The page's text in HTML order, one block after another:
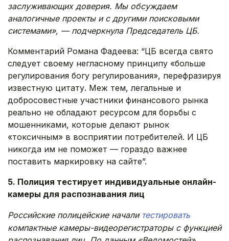
заслуживающих доверия. Мы обсуждаем
аналогичные проекты и с другими поисковыми
системами», — подчеркнула Председатель ЦБ.
Комментарий Романа Фадеева: “ЦБ всегда свято
следует своему негласному принципу «больше
регулирования богу регулирования», перефразируя
известную цитату. Меж тем, легальные и
добросовестные участники финансового рынка
реально не обладают ресурсом для борьбы с
мошенниками, которые делают рынок
«токсичным» в восприятии потребителей. И ЦБ
никогда им не поможет — гораздо важнее
поставить маркировку на сайте”.
5. Полиция тестирует индивидуальные онлайн-
камеры для распознавания лиц
Российские полицейские начали тестировать
компактные камеры-видеорегистраторы с функцией